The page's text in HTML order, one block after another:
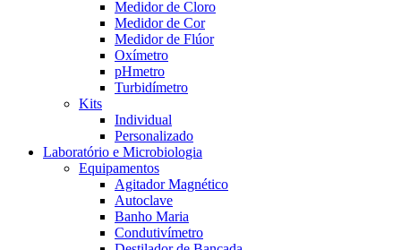
Medidor de Cloro
Medidor de Cor
Medidor de Flúor
Oxímetro
pHmetro
Turbidímetro
Kits
Individual
Personalizado
Laboratório e Microbiologia
Equipamentos
Agitador Magnético
Autoclave
Banho Maria
Condutivímetro